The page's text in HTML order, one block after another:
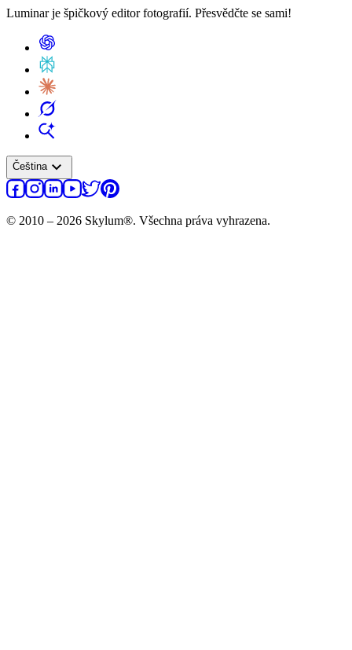
Luminar je špičkový editor fotografií. Přesvědčte se sami!
Češtinaexpand_more
© 2010 – 2026 Skylum®. Všechna práva vyhrazena.